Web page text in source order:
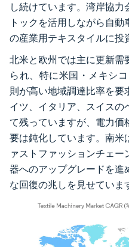
し続けています。湾岸協
トックを活用しながら自
の産業用テキスタイルに投
北米と欧州では主に更新需
られ、特に米国・メキシ
則が高い地域調達比率を要
イツ、イタリア、スイスの
て残っていますが、電力価
要は鈍化しています。南米
ァストファッションチェ
器へのアップグレードを進
な回復の兆しを見せていま